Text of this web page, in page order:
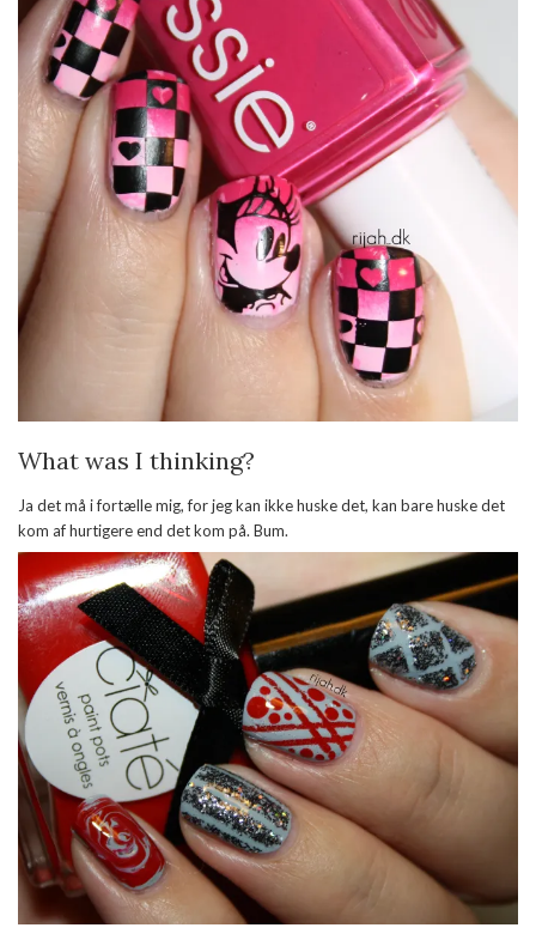
What was I thinking?
Ja det må i fortælle mig, for jeg kan ikke huske det, kan bare huske det
kom af hurtigere end det kom på. Bum.